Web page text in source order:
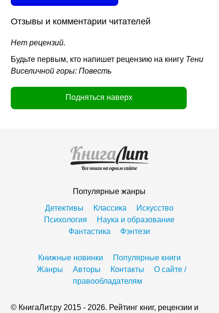
Отзывы и комментарии читателей
Нет рецензий.
Будьте первым, кто напишет рецензию на книгу Тени
Виселичной горы: Повесть
Подняться наверх
Популярные жанры
Детективы
Классика
Искусство
Психология
Наука и образование
Фантастика
Фэнтези
Книжные новинки
Популярные книги
Жанры
Авторы Контакты
О сайте /
правообладателям
© КнигаЛит.ру 2015 - 2026. Рейтинг книг, рецензии и